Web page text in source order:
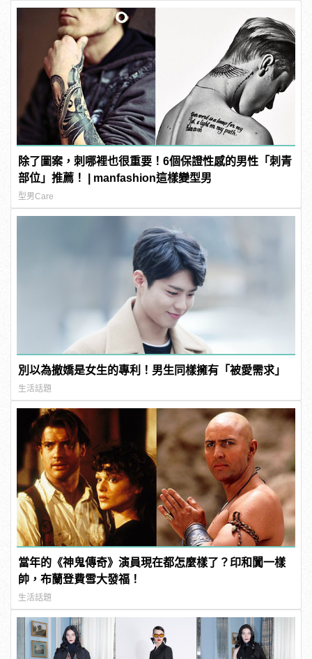
除了圖案，刺哪裡也很重要！6個保證性感的男性「刺青
部位」推薦！ | manfashion這樣變型男
型男Care
別以為撤嬌是女生的專利！男生同樣擁有「被愛需求」
生活話題
當年的《神鬼傳奇》演員現在都怎麼樣了？印和闐一樣
帥，布蘭登費雪大發福！
生活話題